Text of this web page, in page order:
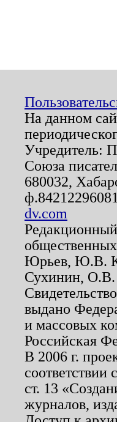
На данном
Учредитель:
Союза
680032,
dv.com
Юрьев, Ю.В.
Сухинин, О.В.
выдано
и массовых
Российская
В 2006 г.
соответствии с
ст. 13
журналов,